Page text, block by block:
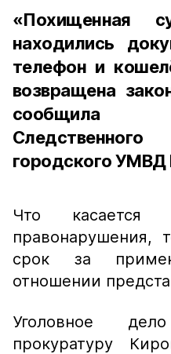
«Похищенная
находились
телефон и
возвращена
сообщила
городского УМВД
Что касается
правонарушения,
срок за
отношении
Уголовное
прокуратуру